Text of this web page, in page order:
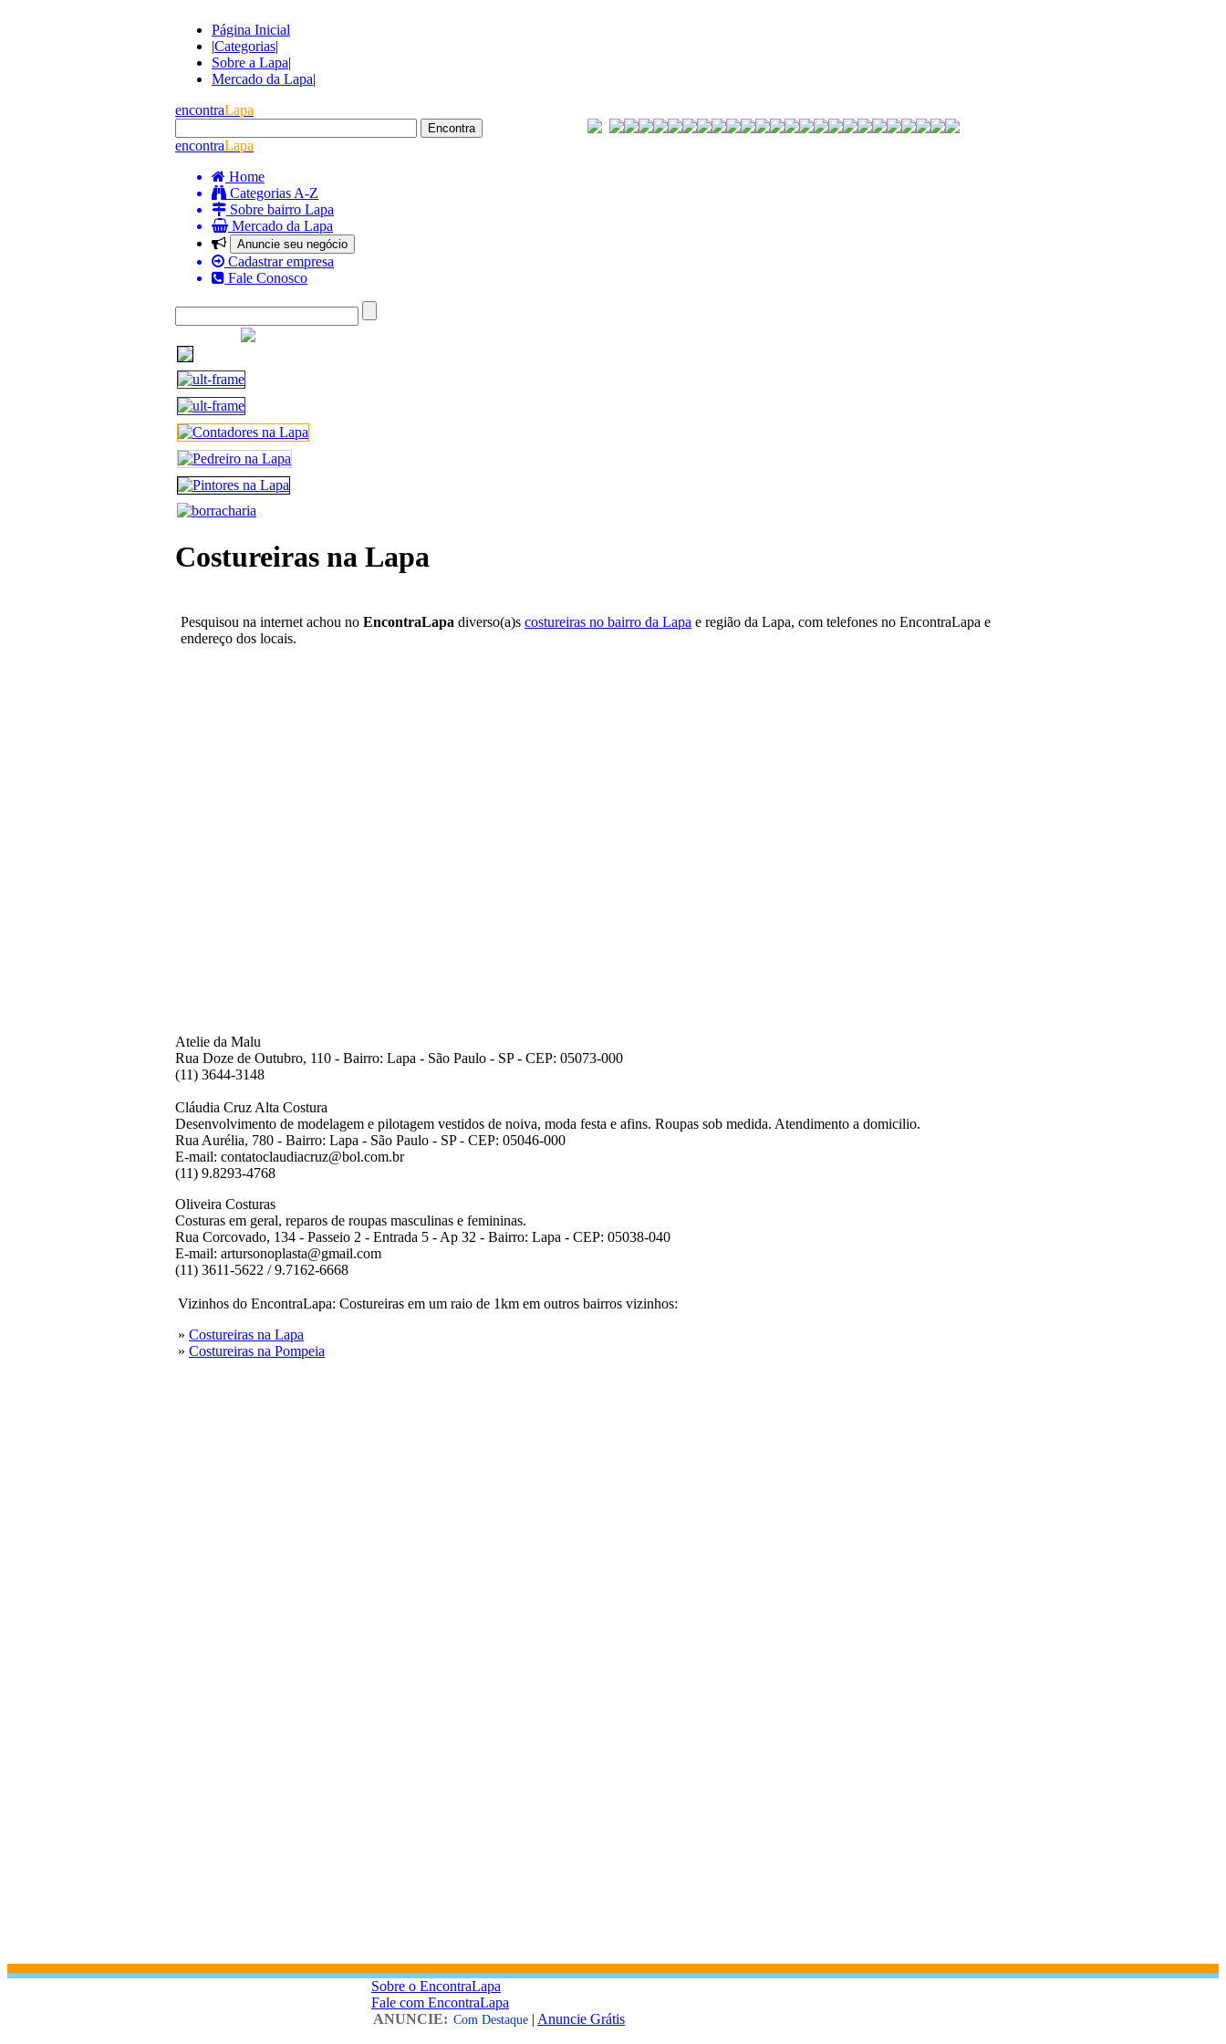
Página Inicial
|Categorias|
Sobre a Lapa|
Mercado da Lapa|
encontraLapa
encontraLapa
Home
Categorias A-Z
Sobre bairro Lapa
Mercado da Lapa
Anuncie seu negócio
Cadastrar empresa
Fale Conosco
Costureiras na Lapa
Pesquisou na internet achou no EncontraLapa diverso(a)s costureiras no bairro da Lapa e região da Lapa, com telefones no EncontraLapa e
endereço dos locais.
Atelie da Malu
Rua Doze de Outubro, 110 - Bairro: Lapa - São Paulo - SP - CEP: 05073-000
(11) 3644-3148
Cláudia Cruz Alta Costura
Desenvolvimento de modelagem e pilotagem vestidos de noiva, moda festa e afins. Roupas sob medida. Atendimento a domicilio.
Rua Aurélia, 780 - Bairro: Lapa - São Paulo - SP - CEP: 05046-000
E-mail: contatoclaudiacruz@bol.com.br
(11) 9.8293-4768
Oliveira Costuras
Costuras em geral, reparos de roupas masculinas e femininas.
Rua Corcovado, 134 - Passeio 2 - Entrada 5 - Ap 32 - Bairro: Lapa - CEP: 05038-040
E-mail: artursonoplasta@gmail.com
(11) 3611-5622 / 9.7162-6668
Vizinhos do EncontraLapa: Costureiras em um raio de 1km em outros bairros vizinhos:
» Costureiras na Lapa
» Costureiras na Pompeia
Sobre o EncontraLapa
Fale com EncontraLapa
ANUNCIE: Com Destaque | Anuncie Grátis